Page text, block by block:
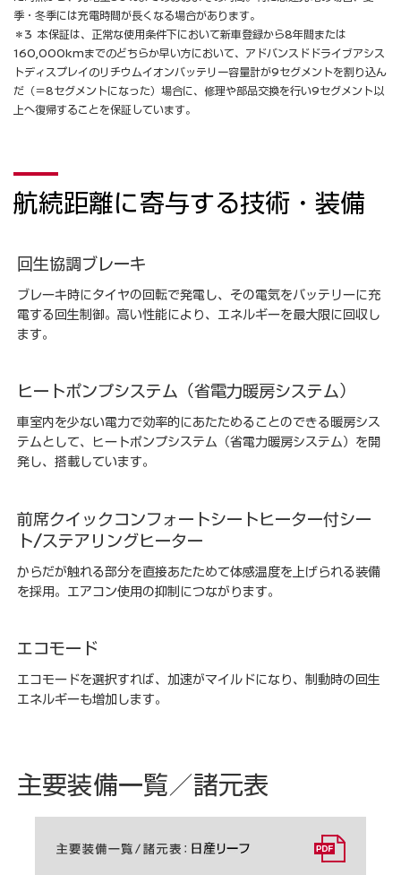
季・冬季には充電時間が長くなる場合があります。
＊3 本保証は、正常な使用条件下において新車登録から8年間または
160,000kmまでのどちらか早い方において、アドバンスドドライブアシス
トディスプレイのリチウムイオンバッテリー容量計が9セグメントを割り込ん
だ（＝8セグメントになった）場合に、修理や部品交換を行い9セグメント以
上へ復帰することを保証しています。
航続距離に寄与する技術・装備
回生協調ブレーキ
ブレーキ時にタイヤの回転で発電し、その電気をバッテリーに充
電する回生制御。高い性能により、エネルギーを最大限に回収し
ます。
ヒートポンプシステム（省電力暖房システム）
車室内を少ない電力で効率的にあたためることのできる暖房シス
テムとして、ヒートポンプシステム（省電力暖房システム）を開
発し、搭載しています。
前席クイックコンフォートシートヒーター付シー
ト/ステアリングヒーター
からだが触れる部分を直接あたためて体感温度を上げられる装備
を採用。エアコン使用の抑制につながります。
エコモード
エコモードを選択すれば、加速がマイルドになり、制動時の回生
エネルギーも増加します。
主要装備一覧／諸元表